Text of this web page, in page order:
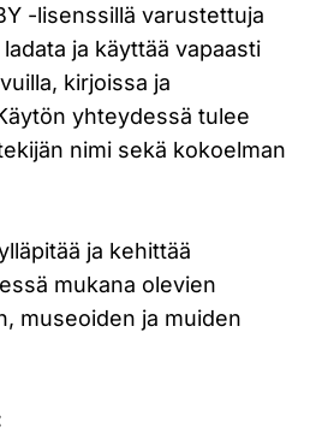
-lisenssillä varustettuja
ja käyttää vapaasti
kirjoissa ja
yhteydessä tulee
nimi sekä kokoelman
ja kehittää
mukana olevien
museoiden ja muiden